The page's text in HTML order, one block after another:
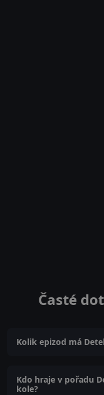
Časté
Kolik epizod má
Kdo hraje v pořadu
kole?